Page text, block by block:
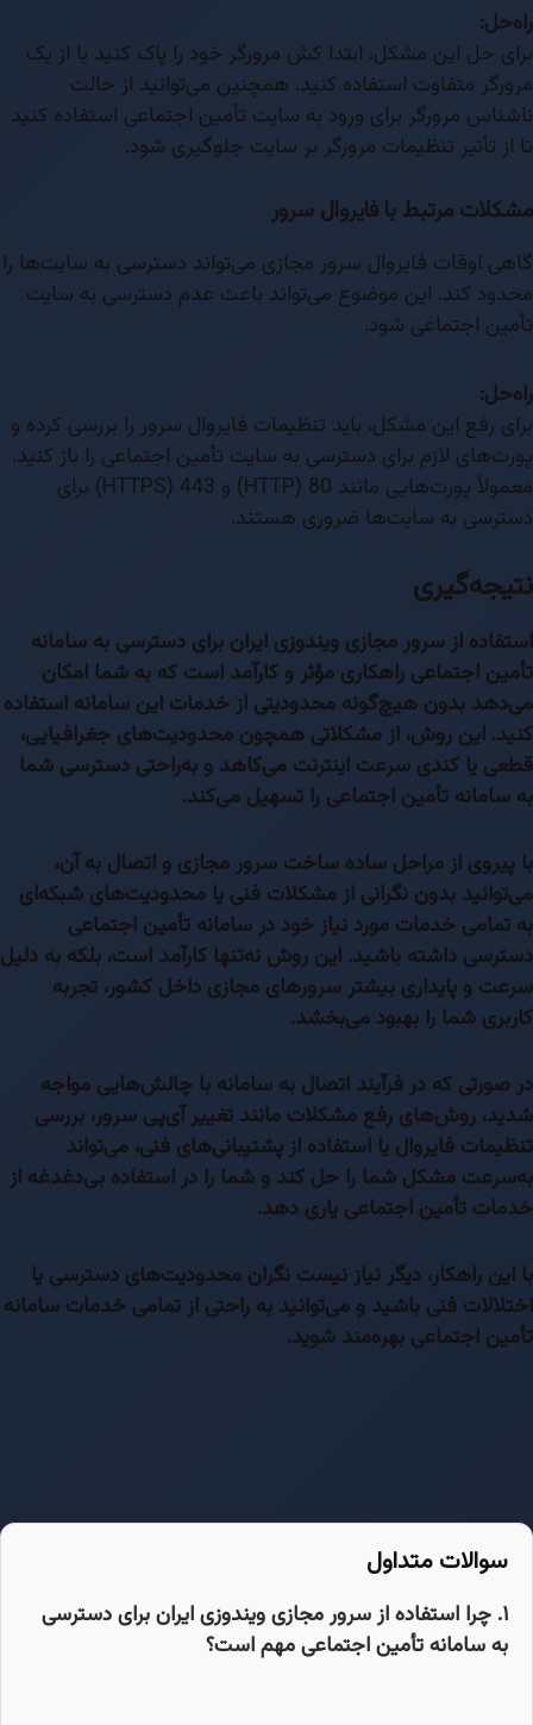
راه‌حل:
برای حل این مشکل، ابتدا کش مرورگر خود را پاک کنید یا از یک
مرورگر متفاوت استفاده کنید. همچنین می‌توانید از حالت
ناشناس مرورگر برای ورود به سایت تأمین اجتماعی استفاده کنید
تا از تأثیر تنظیمات مرورگر بر سایت جلوگیری شود.
مشکلات مرتبط با فایروال سرور
گاهی اوقات فایروال سرور مجازی می‌تواند دسترسی به سایت‌ها را
محدود کند. این موضوع می‌تواند باعث عدم دسترسی به سایت
تأمین اجتماعی شود.
راه‌حل:
برای رفع این مشکل، باید تنظیمات فایروال سرور را بررسی کرده و
پورت‌های لازم برای دسترسی به سایت تأمین اجتماعی را باز کنید.
معمولاً پورت‌هایی مانند 80 (HTTP) و 443 (HTTPS) برای
دسترسی به سایت‌ها ضروری هستند.
نتیجه‌گیری
استفاده از سرور مجازی ویندوزی ایران برای دسترسی به سامانه
تأمین اجتماعی راهکاری مؤثر و کارآمد است که به شما امکان
می‌دهد بدون هیچ‌گونه محدودیتی از خدمات این سامانه استفاده
کنید. این روش، از مشکلاتی همچون محدودیت‌های جغرافیایی،
قطعی یا کندی سرعت اینترنت می‌کاهد و به‌راحتی دسترسی شما
به سامانه تأمین اجتماعی را تسهیل می‌کند.
با پیروی از مراحل ساده ساخت سرور مجازی و اتصال به آن،
می‌توانید بدون نگرانی از مشکلات فنی یا محدودیت‌های شبکه‌ای
به تمامی خدمات مورد نیاز خود در سامانه تأمین اجتماعی
دسترسی داشته باشید. این روش نه‌تنها کارآمد است، بلکه به دلیل
سرعت و پایداری بیشتر سرورهای مجازی داخل کشور، تجربه
کاربری شما را بهبود می‌بخشد.
در صورتی که در فرآیند اتصال به سامانه با چالش‌هایی مواجه
شدید، روش‌های رفع مشکلات مانند تغییر آی‌پی سرور، بررسی
تنظیمات فایروال یا استفاده از پشتیبانی‌های فنی، می‌تواند
به‌سرعت مشکل شما را حل کند و شما را در استفاده بی‌دغدغه از
خدمات تأمین اجتماعی یاری دهد.
با این راهکار، دیگر نیاز نیست نگران محدودیت‌های دسترسی یا
اختلالات فنی باشید و می‌توانید به راحتی از تمامی خدمات سامانه
تأمین اجتماعی بهره‌مند شوید.
سوالات متداول
۱. چرا استفاده از سرور مجازی ویندوزی ایران برای دسترسی
به سامانه تأمین اجتماعی مهم است؟